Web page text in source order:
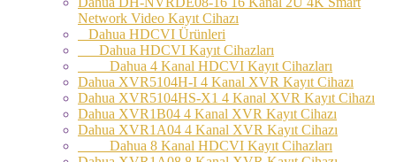
Network Video Kayıt Cihazı
Dahua HDCVI Ürünleri
Dahua HDCVI Kayıt Cihazları
Dahua 4 Kanal HDCVI Kayıt Cihazları
Dahua XVR5104H-I 4 Kanal XVR Kayıt Cihazı
Dahua XVR5104HS-X1 4 Kanal XVR Kayıt Cihazı
Dahua XVR1B04 4 Kanal XVR Kayıt Cihazı
Dahua XVR1A04 4 Kanal XVR Kayıt Cihazı
Dahua 8 Kanal HDCVI Kayıt Cihazları